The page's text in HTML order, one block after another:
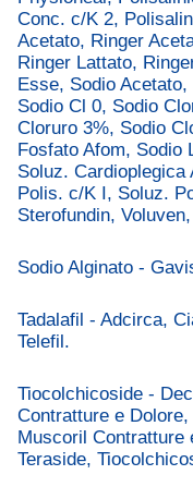
Conc. c/K 2,
Acetato, Ringer
Ringer Lattato,
Esse, Sodio
Sodio Cl 0, Sodio
Cloruro 3%, Sodio
Fosfato Afom, Sodio
Soluz.
Polis. c/K I, Soluz.
Sterofundin,
Sodio Alginato -
Tadalafil - Adcirca,
Telefil.
Tiocolchicoside -
Contratture e
Muscoril Contratture
Teraside,